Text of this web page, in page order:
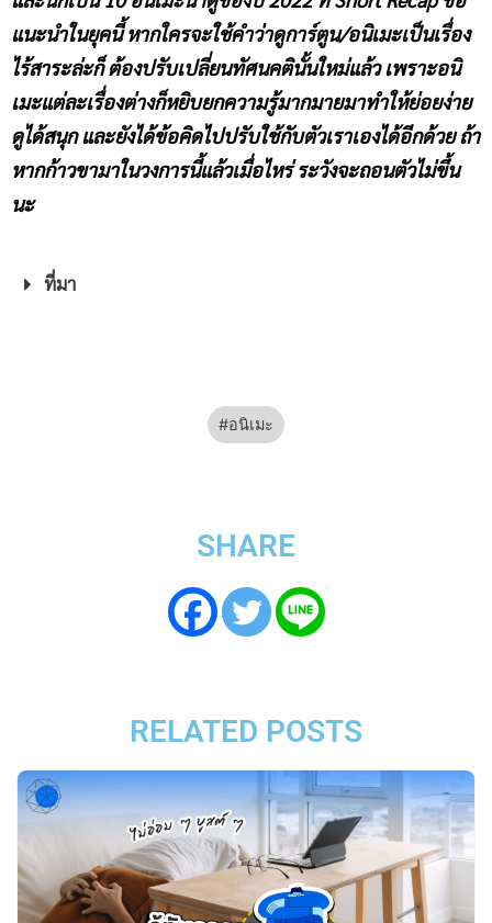
แนะนำในยุคนี้ หากใครจะใช้คำว่าดูการ์ตูน/อนิเมะเป็นเรื่อง
ไร้สาระล่ะก็ ต้องปรับเปลี่ยนทัศนคตินั้นใหม่แล้ว เพราะอนิ
เมะแต่ละเรื่องต่างก็หยิบยกความรู้มากมายมาทำให้ย่อยง่าย
ดูได้สนุก และยังได้ข้อคิดไปปรับใช้กับตัวเราเองได้อีกด้วย ถ้า
หากก้าวขามาในวงการนี้แล้วเมื่อไหร่ ระวังจะถอนตัวไม่ขึ้น
นะ
ที่มา
อนิเมะ
SHARE
RELATED POSTS